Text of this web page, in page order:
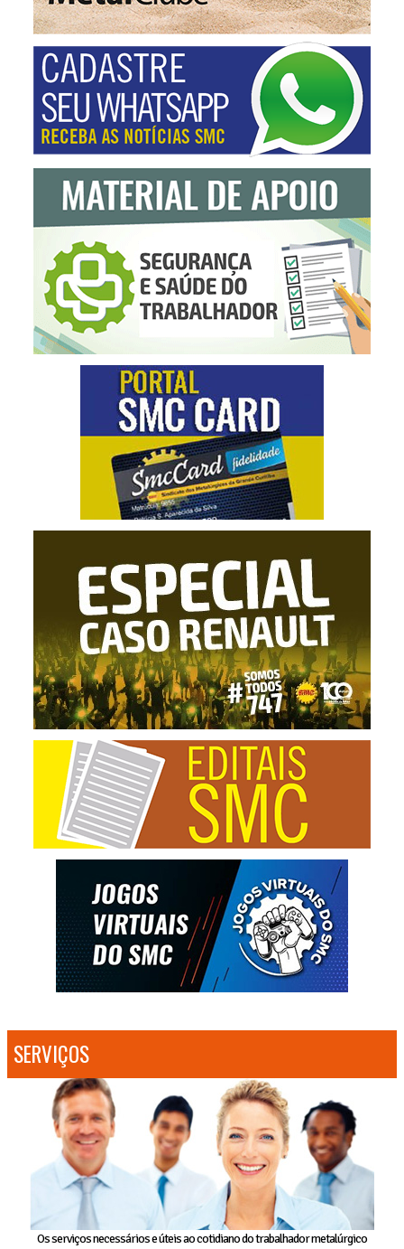
SERVIÇOS
Os serviços necessários e úteis ao cotidiano do trabalhador metalúrgico